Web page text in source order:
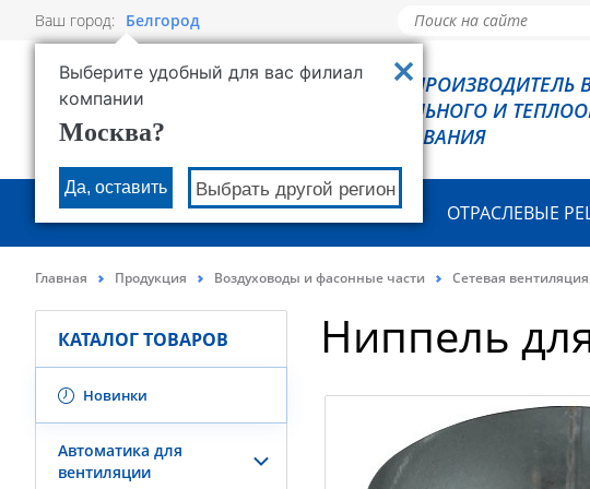
Ваш город: Белгород
Выберите удобный для вас филиал
компании
Москва?
Да, оставить Выбрать другой регион
РОВЕН - ПРОИЗВОДИТЕЛЬ
ХОЛОДИЛЬНОГО И
ОБОРУДОВАНИЯ
О КОМПАНИИ ПРОДУКЦИЯ ОТРАСЛЕВЫЕ
Главная Продукция Воздуховоды и фасонные части Сетевая вентиляция
КАТАЛОГ ТОВАРОВ
Новинки
Автоматика для
вентиляции
Ниппель